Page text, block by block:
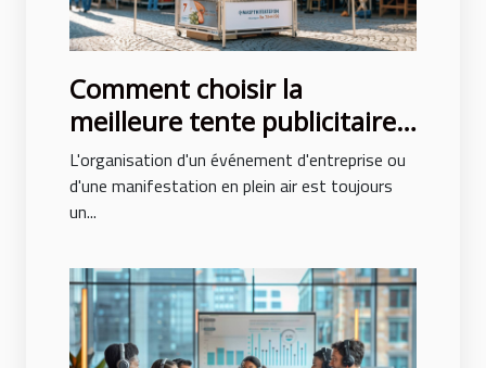
Comment choisir la
meilleure tente publicitaire
pour votre événement
L'organisation d'un événement d'entreprise ou
d'une manifestation en plein air est toujours
un...